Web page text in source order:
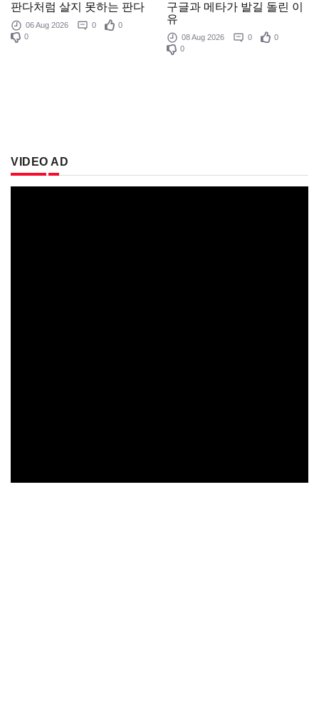
판다처럼 살지 못하는 판다
06 Aug 2026 0
0
0
구글과 메타가 발길 돌린 이
유
08 Aug 2026 0
0
0
VIDEO AD